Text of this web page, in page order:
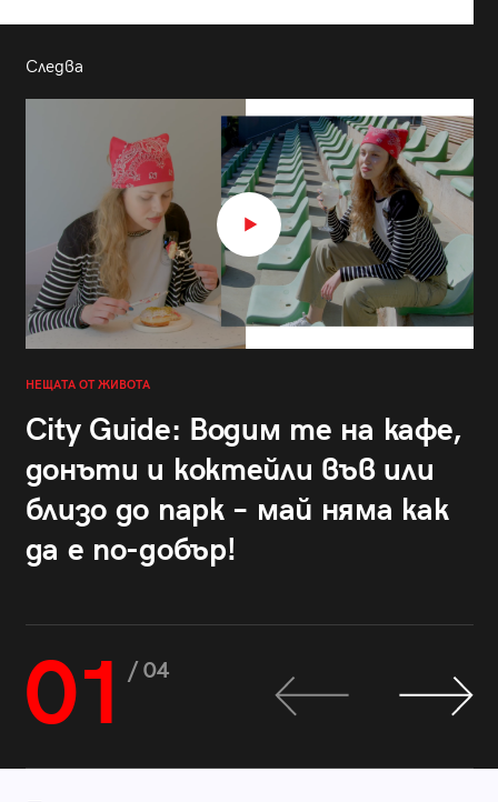
Следва
НЕЩАТА ОТ ЖИВОТА
City Guide: Водим те на кафе,
донъти и коктейли във или
близо до парк – май няма как
да е по-добър!
01 / 04